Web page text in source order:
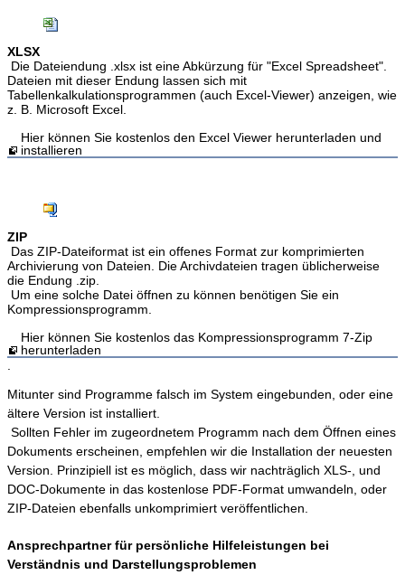
XLSX
Die Dateiendung .xlsx ist eine Abkürzung für "Excel Spreadsheet".
Dateien mit dieser Endung lassen sich mit
Tabellenkalkulationsprogrammen (auch Excel-Viewer) anzeigen, wie
z. B. Microsoft Excel.
Hier können Sie kostenlos den Excel Viewer herunterladen und
installieren
ZIP
Das ZIP-Dateiformat ist ein offenes Format zur komprimierten
Archivierung von Dateien. Die Archivdateien tragen üblicherweise
die Endung .zip.
Um eine solche Datei öffnen zu können benötigen Sie ein
Kompressionsprogramm.
Hier können Sie kostenlos das Kompressionsprogramm 7-Zip
herunterladen
.
Mitunter sind Programme falsch im System eingebunden, oder eine
ältere Version ist installiert.
Sollten Fehler im zugeordnetem Programm nach dem Öffnen eines
Dokuments erscheinen, empfehlen wir die Installation der neuesten
Version. Prinzipiell ist es möglich, dass wir nachträglich XLS-, und
DOC-Dokumente in das kostenlose PDF-Format umwandeln, oder
ZIP-Dateien ebenfalls unkomprimiert veröffentlichen.
Ansprechpartner für persönliche Hilfeleistungen bei
Verständnis und Darstellungsproblemen